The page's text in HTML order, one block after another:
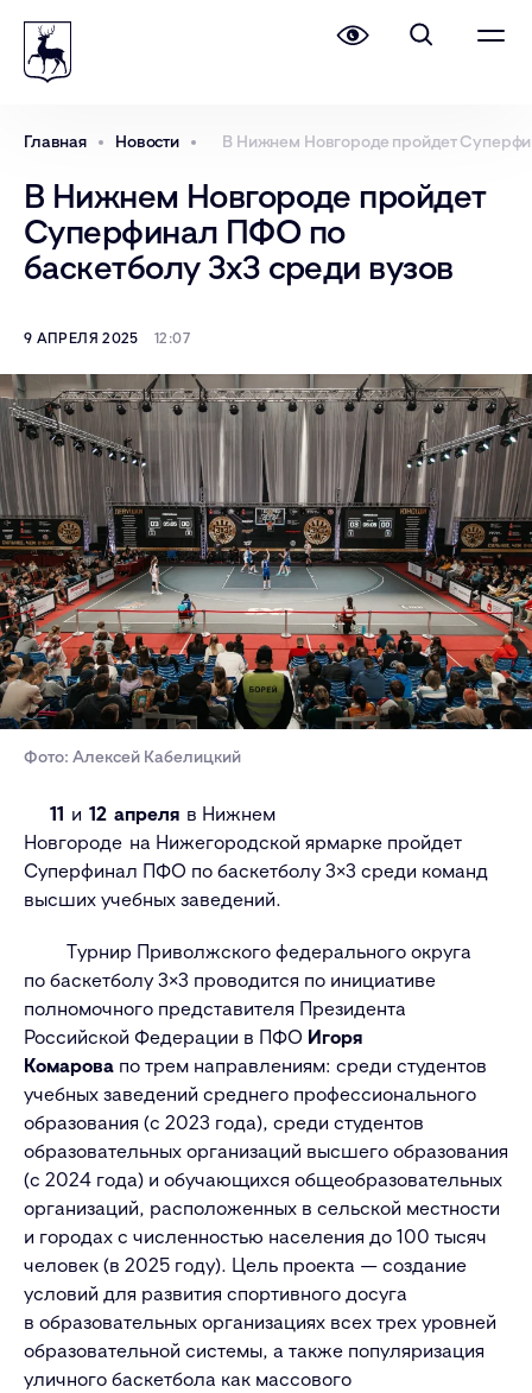
Главная Новости В Нижнем Новгороде пройдет
В Нижнем Новгороде пройдет
Суперфинал ПФО по
баскетболу 3х3 среди вузов
9 АПРЕЛЯ 2025 12:07
Фото: Алексей Кабелицкий
11 и 12 апреля в Нижнем
Новгороде на Нижегородской ярмарке пройдет
Суперфинал ПФО по баскетболу 3×3 среди команд
высших учебных заведений.
Турнир Приволжского федерального округа
по баскетболу 3×3 проводится по инициативе
полномочного представителя Президента
Российской Федерации в ПФО Игоря
Комарова по трем направлениям: среди студентов
учебных заведений среднего профессионального
образования (с 2023 года), среди студентов
образовательных организаций высшего образования
(с 2024 года) и обучающихся общеобразовательных
организаций, расположенных в сельской местности
и городах с численностью населения до 100 тысяч
человек (в 2025 году). Цель проекта — создание
условий для развития спортивного досуга
в образовательных организациях всех трех уровней
образовательной системы, а также популяризация
уличного баскетбола как массового